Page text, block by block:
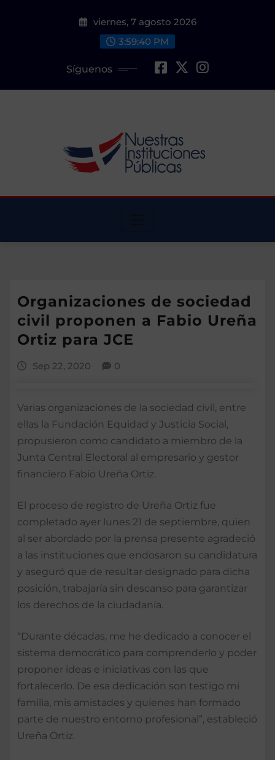
viernes, 7 agosto 2026
3:59:41 PM
Síguenos
Organizaciones de sociedad
civil proponen a Fabio Ureña
Ortiz para JCE
Sep 22, 2020 0
Varias organizaciones de la sociedad civil, entre
ellas la Fundación Equidad y Justicia Social,
propusieron como candidato a miembro de la
Junta Central Electoral al empresario y gestor
financiero Fabio Ureña Ortiz.
El proceso de registro de Ureña Ortiz fue
completado ayer lunes 21 de septiembre, quien
al ser abordado por la prensa presente agradeció
a las instituciones que endosaron su candidatura
y aseguró que de resultar designado para dicha
posición, trabajaría sin descanso para garantizar
los derechos de la ciudadanía.
“Durante décadas, me he dedicado a conocer el
sistema democrático para comprenderlo y poder
proponer ideas e iniciativas con las que
fortalecerlo. De esa dedicación son testigo mi
familia, mis amistades y quienes han formado
parte de nuestro entorno profesional”, estableció
Ureña Ortiz.